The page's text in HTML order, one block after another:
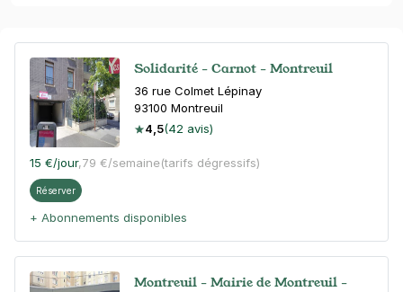
Solidarité - Carnot - Montreuil
36 rue Colmet Lépinay
93100 Montreuil
4,5(42 avis)
15 €/jour,79 €/semaine(tarifs dégressifs)
Réserver
+ Abonnements disponibles
Montreuil - Mairie de Montreuil -